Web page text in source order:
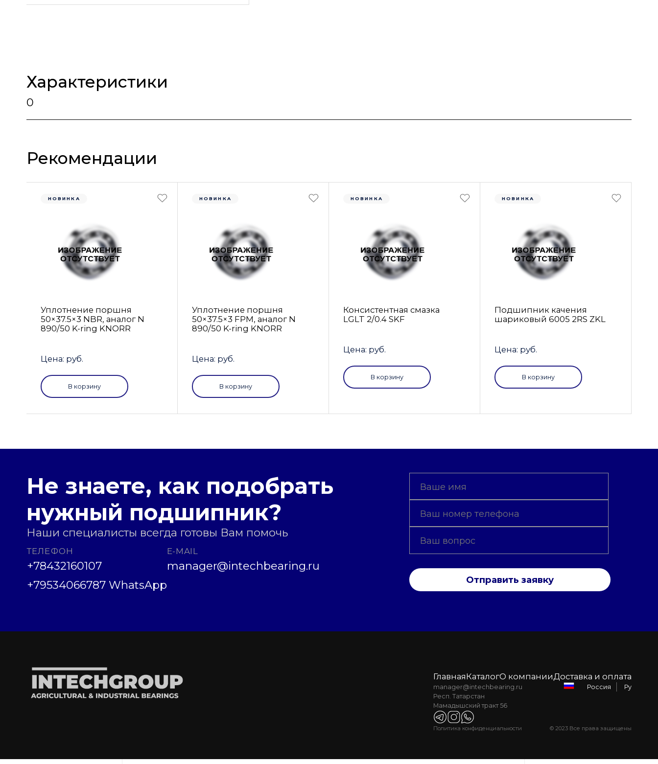
Характеристики
0
Рекомендации
НОВИНКА
Уплотнение поршня
50×37.5×3 NBR, аналог N
890/50 K-ring KNORR
Цена: руб.
В корзину
НОВИНКА
Уплотнение поршня
50×37.5×3 FРM, аналог N
890/50 K-ring KNORR
Цена: руб.
В корзину
НОВИНКА
Консистентная смазка
LGLT 2/0.4 SKF
Цена: руб.
В корзину
НОВИНКА
Подшипник качения
шариковый 6005 2RS ZKL
Цена: руб.
В корзину
Не знаете, как подобрать
нужный подшипник?
Наши специалисты всегда готовы Вам помочь
ТЕЛЕФОН
+78432160107
+79534066787 WhatsApp
E-MAIL
manager@intechbearing.ru
Отправить заявку
ГлавнаяКаталогО компанииДоставка и оплата
manager@intechbearing.ru
Респ. Татарстан
Мамадышский тракт 56
Россия Ру
Политика конфиденциальности © 2023 Все права защищены